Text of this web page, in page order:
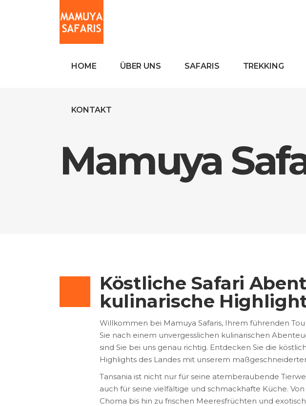
HOME ÜBER UNS SAFARIS TREKKING
KONTAKT
Mamuya
Köstliche Safari
kulinarische
Willkommen bei Mamuya Safaris, Ihrem führenden
Sie nach einem unvergesslichen kulinarischen
sind Sie bei uns genau richtig. Entdecken Sie die
Highlights des Landes mit unserem
Tansania ist nicht nur für seine atemberaubende
auch für seine vielfältige und schmackhafte Küche.
Choma bis hin zu frischen Meeresfrüchten und